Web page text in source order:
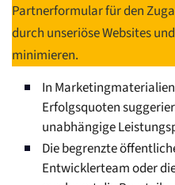
Partnerformular für den
durch unseriöse Websites
minimieren.
In
Erfolgsquoten
unabhängige
Die begrenzte
Entwicklerteam oder